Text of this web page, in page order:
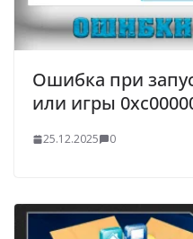
Ошибка при
или игры
25.12.2025 0